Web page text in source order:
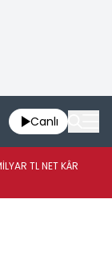
Canlı
TL NET KÂR